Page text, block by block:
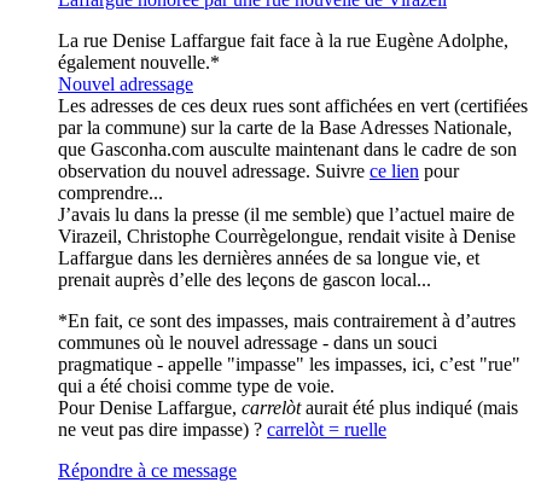
La rue Denise Laffargue fait face à la rue Eugène Adolphe,
également nouvelle.*
Nouvel adressage
Les adresses de ces deux rues sont affichées en vert (certifiées
par la commune) sur la carte de la Base Adresses Nationale,
que Gasconha.com ausculte maintenant dans le cadre de son
observation du nouvel adressage. Suivre ce lien pour
comprendre...
J’avais lu dans la presse (il me semble) que l’actuel maire de
Virazeil, Christophe Courrègelongue, rendait visite à Denise
Laffargue dans les dernières années de sa longue vie, et
prenait auprès d’elle des leçons de gascon local...
*En fait, ce sont des impasses, mais contrairement à d’autres
communes où le nouvel adressage - dans un souci
pragmatique - appelle "impasse" les impasses, ici, c’est "rue"
qui a été choisi comme type de voie.
Pour Denise Laffargue, carrelòtaurait été plus indiqué (mais
ne veut pas dire impasse) ? carrelòt = ruelle
Répondre à ce message